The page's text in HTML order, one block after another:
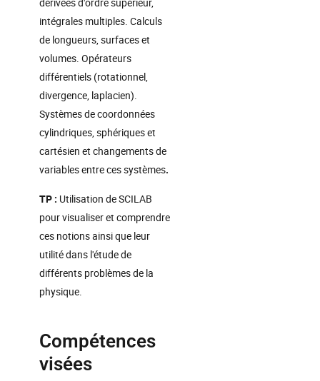
intégrales multiples. Calculs
de longueurs, surfaces et
volumes. Opérateurs
différentiels (rotationnel,
divergence, laplacien).
Systèmes de coordonnées
cylindriques, sphériques et
cartésien et changements de
variables entre ces systèmes.
TP : Utilisation de SCILAB
pour visualiser et comprendre
ces notions ainsi que leur
utilité dans l'étude de
différents problèmes de la
physique.
Compétences
visées